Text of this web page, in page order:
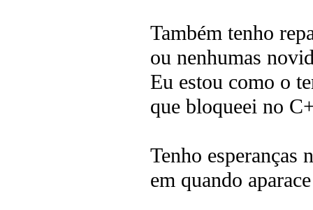
Também tenho
ou nenhumas
Eu estou como o
que bloqueei no
Tenho esperanças
em quando